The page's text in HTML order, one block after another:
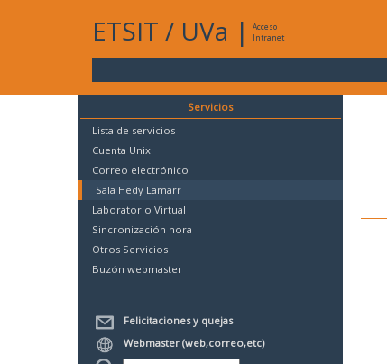
ETSIT / UVa |
Acceso
Intranet
Servicios
Lista de servicios
Cuenta Unix
Correo electrónico
Sala Hedy Lamarr
Laboratorio Virtual
Sincronización hora
Otros Servicios
Buzón webmaster
Felicitaciones y quejas
Webmaster (web,correo,etc)